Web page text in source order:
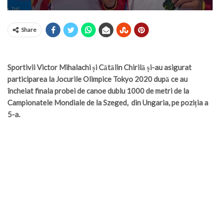
Share
Sportivii Victor Mihalachi și Cătălin Chirilă și-au asigurat
participarea la Jocurile Olimpice Tokyo 2020 după ce au
încheiat finala probei de canoe dublu 1000 de metri de la
Campionatele Mondiale de la Szeged, din Ungaria, pe poziția a
5-a.